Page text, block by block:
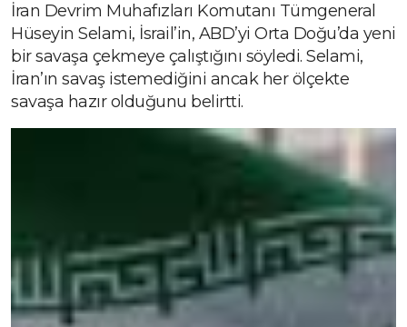
İran Devrim Muhafızları Komutanı Tümgeneral
Hüseyin Selami, İsrail’in, ABD’yi Orta Doğu’da yeni
bir savaşa çekmeye çalıştığını söyledi. Selami,
İran’ın savaş istemediğini ancak her ölçekte
savaşa hazır olduğunu belirtti.